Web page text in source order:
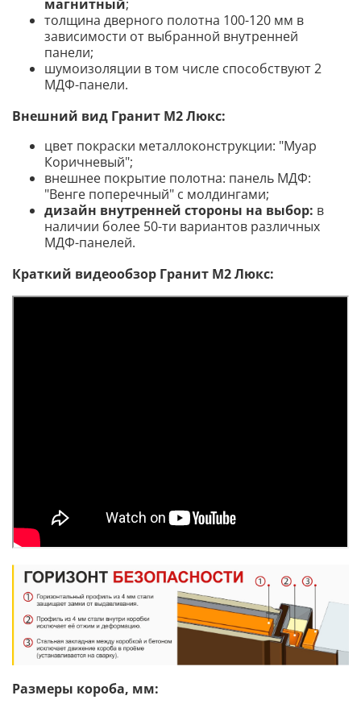
магнитный;
толщина дверного полотна 100-120 мм в
зависимости от выбранной внутренней
панели;
шумоизоляции в том числе способствуют 2
МДФ-панели.
Внешний вид Гранит М2 Люкс:
цвет покраски металлоконструкции: "Муар
Коричневый";
внешнее покрытие полотна: панель МДФ:
"Венге поперечный" с молдингами;
дизайн внутренней стороны на выбор: в
наличии более 50-ти вариантов различных
МДФ-панелей.
Краткий видеообзор Гранит М2 Люкс:
Размеры короба, мм: